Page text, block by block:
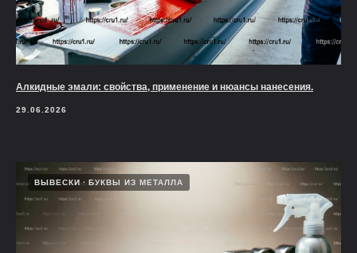
Алкидные эмали: свойства, применение и нюансы нанесения.
29.06.2026
ВЫВЕСКИ БУКВЫ ИЗ МЕТАЛЛА